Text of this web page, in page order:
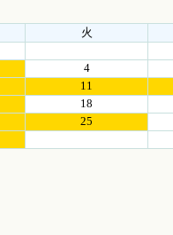
火
4
11
18
25